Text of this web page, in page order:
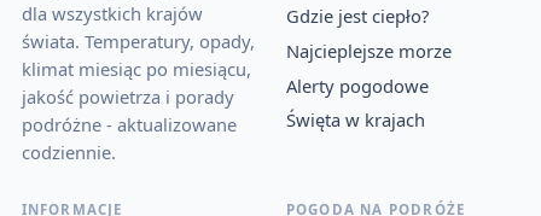
dla wszystkich krajów
świata. Temperatury, opady,
klimat miesiąc po miesiącu,
jakość powietrza i porady
podróżne - aktualizowane
codziennie.
Gdzie jest ciepło?
Najcieplejsze morze
Alerty pogodowe
Święta w krajach
INFORMACJE POGODA NA PODRÓŻE